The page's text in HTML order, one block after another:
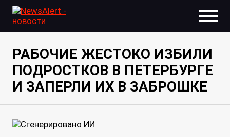
РАБОЧИЕ ЖЕСТОКО ИЗБИЛИ
ПОДРОСТКОВ В ПЕТЕРБУРГЕ
И ЗАПЕРЛИ ИХ В ЗАБРОШКЕ